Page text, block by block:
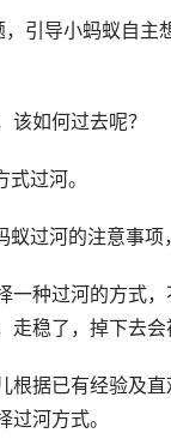
，引导小蚂蚁自主
该如何过去呢？
过河。
过河的注意事项
一种过河的方式
走稳了，掉下去会
根据已有经验及
过河方式。